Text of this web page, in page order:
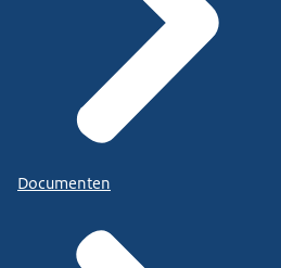
Documenten